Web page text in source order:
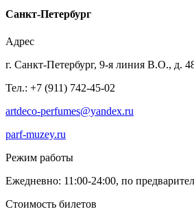
Санкт-Петербург
Адрес
г. Санкт-Петербург, 9-я линия В.О., д.
Тел.: +7 (911) 742-45-02
artdeco-perfumes@yandex.ru
parf-muzey.ru
Режим работы
Ежедневно: 11:00-24:00, по
Стоимость билетов